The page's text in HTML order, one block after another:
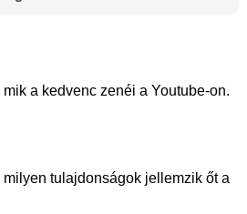
mik a kedvenc zenéi a Youtube-on.
milyen tulajdonságok jellemzik őt a